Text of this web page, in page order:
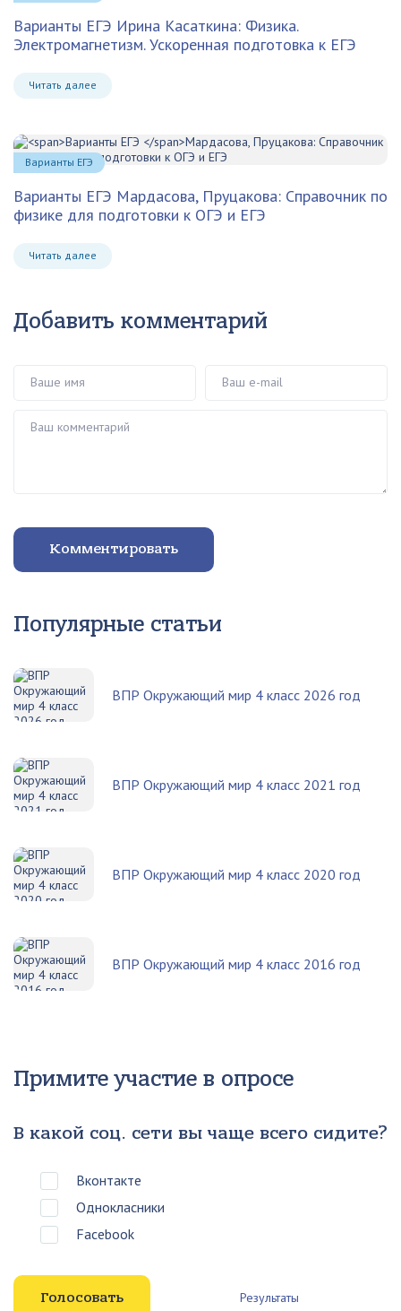
Варианты ЕГЭ Ирина Касаткина: Физика.
Электромагнетизм. Ускоренная подготовка к ЕГЭ
Читать далее
Варианты ЕГЭ Мардасова, Пруцакова: Справочник по
физике для подготовки к ОГЭ и ЕГЭ
Читать далее
Варианты ЕГЭ
Добавить комментарий
Комментировать
Популярные статьи
ВПР Окружающий мир 4 класс 2026 год
ВПР Окружающий мир 4 класс 2021 год
ВПР Окружающий мир 4 класс 2020 год
ВПР Окружающий мир 4 класс 2016 год
Примите участие в опросе
В какой соц. сети вы чаще всего сидите?
Вконтакте
Однокласники
Facebook
Результаты